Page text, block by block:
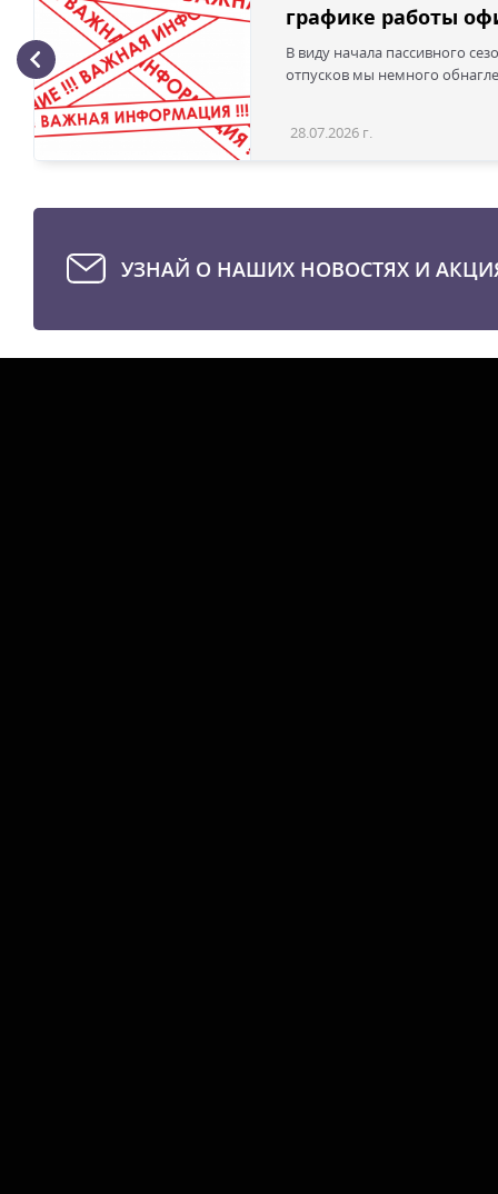
графике работы
В виду начала пассивного
отпусков мы немного
28.07.2026 г.
УЗНАЙ О НАШИХ НОВОСТЯХ И